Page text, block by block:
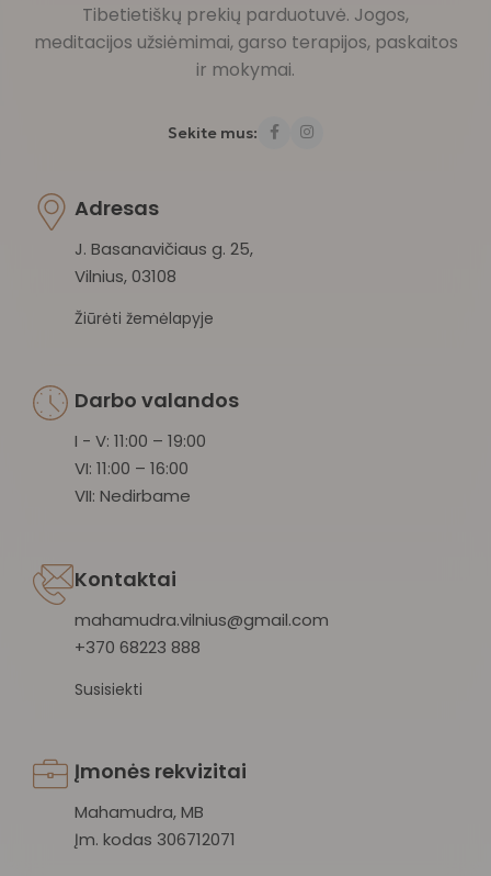
Tibetietiškų prekių parduotuvė. Jogos,
meditacijos užsiėmimai, garso terapijos, paskaitos
ir mokymai.
Sekite mus:
Adresas
J. Basanavičiaus g. 25,
Vilnius, 03108
Žiūrėti žemėlapyje
Darbo valandos
I - V: 11:00 – 19:00
VI: 11:00 – 16:00
VII: Nedirbame
Kontaktai
mahamudra.vilnius@gmail.com
+370 68223 888
Susisiekti
Įmonės rekvizitai
Mahamudra, MB
Įm. kodas 306712071